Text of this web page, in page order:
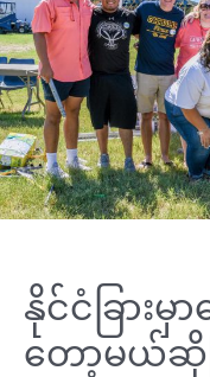
နိုင်ငံခြား
တော့မယ်